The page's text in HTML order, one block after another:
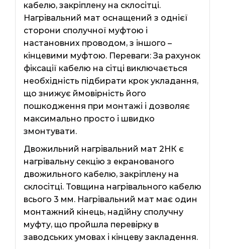
кабелю, закріплену на склосітці.
Нагрівальний мат оснащений з однієї
сторони сполучної муфтою і
настановних проводом, з іншого –
кінцевими муфтою. Переваги: ​​За рахунок
фіксації кабелю на сітці виключається
необхідність підбирати крок укладання,
що знижує ймовірність його
пошкодження при монтажі і дозволяє
максимально просто і швидко
змонтувати.
Двожильний нагрівальний мат 2НК є
нагрівальну секцію з екранованого
двожильного кабелю, закріплену на
склосітці. Товщина нагрівального кабелю
всього 3 мм. Нагрівальний мат має один
монтажний кінець, надійну сполучну
муфту, що пройшла перевірку в
заводських умовах і кінцеву закладення.